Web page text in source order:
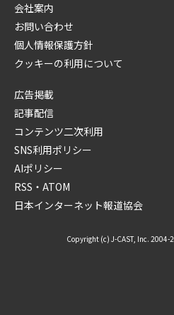
会社案内
お問い合わせ
個人情報保護方針
クッキーの利用について
広告掲載
記事配信
コンテンツ二次利用
SNS利用ポリシー
AIポリシー
RSS・ATOM
日本インターネット報道協会
Copyright (c) J-CAST, Inc.